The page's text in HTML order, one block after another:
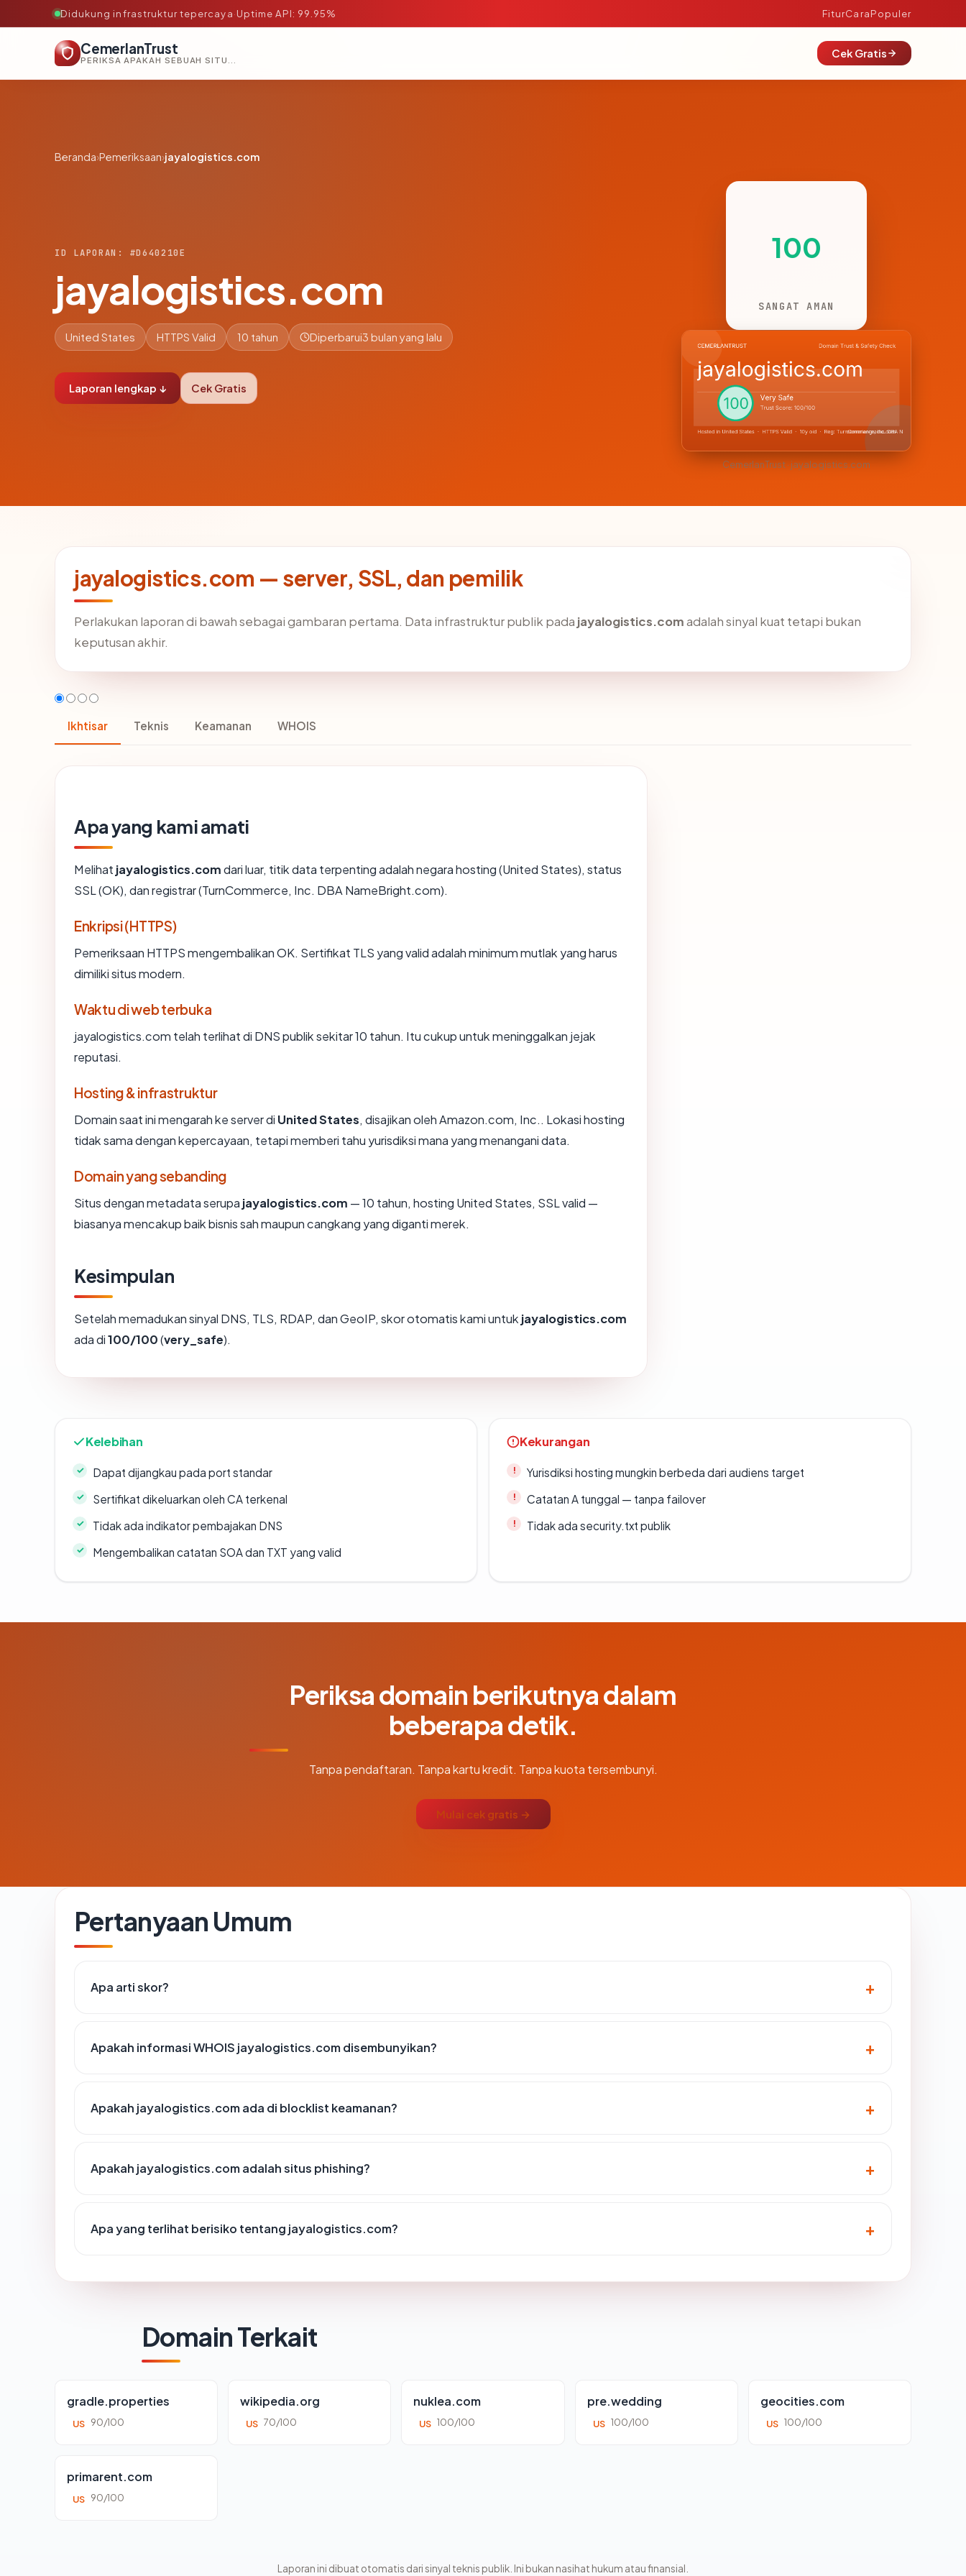
Didukung infrastruktur tepercaya·Uptime API: 99.95% FiturCaraPopuler
CemerlanTrust
PERIKSA APAKAH SEBUAH SITUS AMAN, TEPERCAYA, DAN TERVERIFIKASI DALAM HITUNGAN DETIK.
Cek Gratis
Beranda›Pemeriksaan›jayalogistics.com
ID LAPORAN: #D640210E
jayalogistics.com
United States HTTPS Valid 10 tahun Diperbarui3 bulan yang lalu
Laporan lengkap ↓ Cek Gratis
100
SANGAT AMAN
CemerlanTrust · jayalogistics.com
jayalogistics.com — server, SSL, dan pemilik
Perlakukan laporan di bawah sebagai gambaran pertama. Data infrastruktur publik pada jayalogistics.comadalah sinyal kuat tetapi bukan
keputusan akhir.
Ikhtisar Teknis Keamanan WHOIS
Apa yang kami amati
Melihat jayalogistics.comdari luar, titik data terpenting adalah negara hosting (United States), status
SSL (OK), dan registrar (TurnCommerce, Inc. DBA NameBright.com).
Enkripsi (HTTPS)
Pemeriksaan HTTPS mengembalikan OK. Sertifikat TLS yang valid adalah minimum mutlak yang harus
dimiliki situs modern.
Waktu di web terbuka
jayalogistics.com telah terlihat di DNS publik sekitar 10 tahun. Itu cukup untuk meninggalkan jejak
reputasi.
Hosting & infrastruktur
Domain saat ini mengarah ke server di United States, disajikan oleh Amazon.com, Inc.. Lokasi hosting
tidak sama dengan kepercayaan, tetapi memberi tahu yurisdiksi mana yang menangani data.
Domain yang sebanding
Situs dengan metadata serupa jayalogistics.com — 10 tahun, hosting United States, SSL valid —
biasanya mencakup baik bisnis sah maupun cangkang yang diganti merek.
Kesimpulan
Setelah memadukan sinyal DNS, TLS, RDAP, dan GeoIP, skor otomatis kami untuk jayalogistics.com
ada di100/100(very_safe).
Kelebihan
Dapat dijangkau pada port standar
Sertifikat dikeluarkan oleh CA terkenal
Tidak ada indikator pembajakan DNS
Mengembalikan catatan SOA dan TXT yang valid
Kekurangan
Yurisdiksi hosting mungkin berbeda dari audiens target
Catatan A tunggal — tanpa failover
Tidak ada security.txt publik
Periksa domain berikutnya dalam
beberapa detik.
Tanpa pendaftaran. Tanpa kartu kredit. Tanpa kuota tersembunyi.
Mulai cek gratis →
Pertanyaan Umum
Apa arti skor?
Apakah informasi WHOIS jayalogistics.com disembunyikan?
Apakah jayalogistics.com ada di blocklist keamanan?
Apakah jayalogistics.com adalah situs phishing?
Apa yang terlihat berisiko tentang jayalogistics.com?
Domain Terkait
gradle.properties
US 90/100
wikipedia.org
US 70/100
nuklea.com
US 100/100
pre.wedding
US 100/100
geocities.com
US 100/100
primarent.com
US 90/100
Laporan ini dibuat otomatis dari sinyal teknis publik. Ini bukan nasihat hukum atau finansial.